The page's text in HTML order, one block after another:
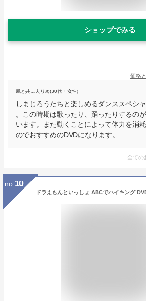
ショップでみる
価格
風と共に去りぬ(30代・女性)
しまじろうたちと楽しめるダンススペシ
。この時期は歌ったり、踊ったりするの
います。また動くことによって体力を消
のでおすすめのDVDになります。
全ての
no. 10